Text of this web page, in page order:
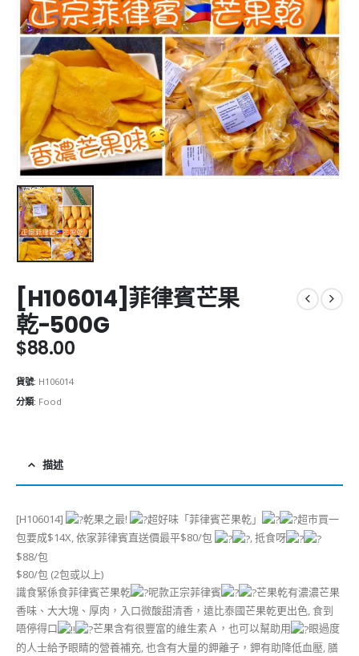
[H106014]菲律賓芒果
乾-500G
$88.00
貨號: H106014
分類: Food
描述
[H106014] 乾果之最! 超好味「菲律賓芒果乾」
超巿買一
包要成$14X, 依家菲律賓直送價最平$80/包
, 抵食呀
$88/包
$80/包 (2包或以上)
識食緊係食菲律賓芒果乾
呢款正宗菲律賓
芒果乾有濃濃芒果
香味、大大塊、厚肉，入口微酸甜清香，遠比泰國芒果乾更出色, 食到
唔停得口
芒果含有很豐富的維生素Ａ，也可以幫助用
眼過度
的人士給予眼睛的營養補充, 也含有大量的鉀離子，鉀有助降低血壓, 膳